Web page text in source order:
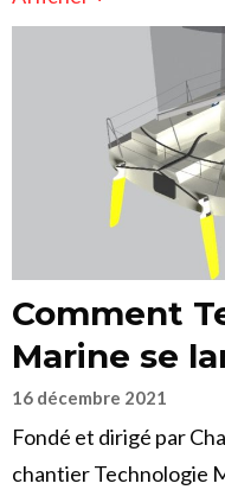
Comment
Marine se
16 décembre 2021
Fondé et dirigé par
chantier Technologie